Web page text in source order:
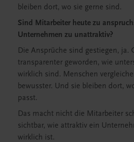
bleiben dort, wo sie gerne sind.
Sind Mitarbeiter heute zu
Unternehmen zu unattraktiv?
Die Ansprüche sind gestiegen, ja.
transparenter geworden, wie
wirklich sind. Menschen
bewusster. Und sie bleiben dort,
passt.
Das macht nicht die Mitarbeiter
sichtbar, wie attraktiv ein
wirklich ist.